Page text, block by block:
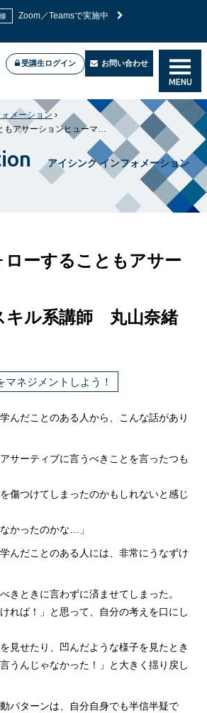
Zoom／Teamsで実施中
受講生ログイン お問い合わせ
MENU
アイシンク インフォメーション
メーション ›
第84回：フォローすることもアサーションヒューマンスキル系講師 丸山奈緒子
ローすることもアサー
キル系講師 丸山奈緒
マネジメントしよう！
んだことのある人から、こんな話があり
サーティブに言うべきことを言ったつも
傷つけてしまったのかもしれないと感じ
かったのかな…」
んだことのある人には、非常にうなずけ
きときに言わずに済ませてしまった。
れば！」と思って、自分の考えを口にし
見せたり、凹んだような様子を見たとき
うんじゃなかった！」と大きく揺り戻し
パターンは、自分自身でも半信半疑で